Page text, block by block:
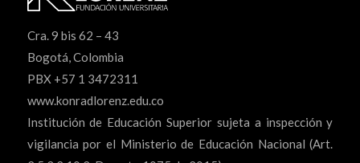
Cra. 9 bis 62 – 43
Bogotá, Colombia
PBX +57 1 3472311
www.konradlorenz.edu.co
Institución de Educación Superior sujeta a inspección y
vigilancia por el Ministerio de Educación Nacional (Art.